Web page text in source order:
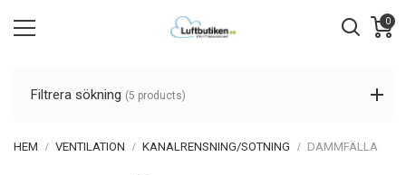
0
Filtrera sökning (5 products)
HEM VENTILATION KANALRENSNING/SOTNING DAMMFÄLLA